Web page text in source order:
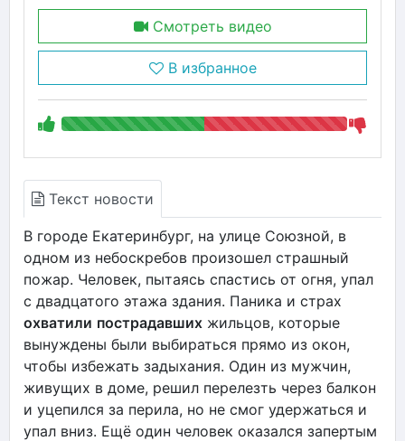
Смотреть видео
В избранное
Текст новости
В городе Екатеринбург, на улице Союзной, в
одном из небоскребов произошел страшный
пожар. Человек, пытаясь спастись от огня, упал
с двадцатого этажа здания. Паника и страх
охватили пострадавших жильцов, которые
вынуждены были выбираться прямо из окон,
чтобы избежать задыхания. Один из мужчин,
живущих в доме, решил перелезть через балкон
и уцепился за перила, но не смог удержаться и
упал вниз. Ещё один человек оказался запертым